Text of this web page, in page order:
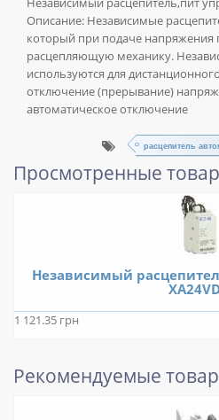
Независимый расцепитель,пит
Описание: Независимые
который при подаче напряжения
расцепляющую механику.
используются для
отключение (прерывание)
автоматическое отключение
расцепитель
Просмотренные
Независимый
1 121.35 грн
Рекомендуемые